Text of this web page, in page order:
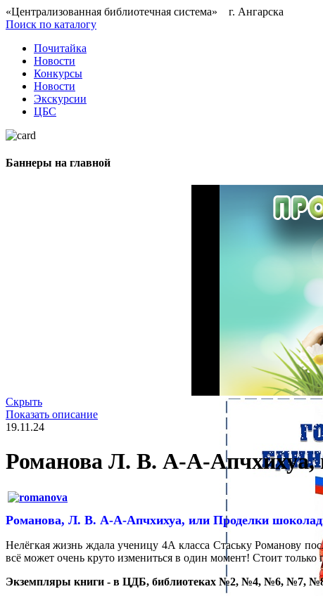
«Централизованная библиотечная система» г. Ангарска
Поиск по каталогу
Почитайка
Новости
Конкурсы
Новости
Экскурсии
ЦБС
Баннеры на главной
Скрыть
Показать описание
19.11.24
Романова Л. В. А-А-Апчхихуа,
Романова, Л. В. А-А-Апчхихуа, или Проделки
Нелёгкая жизнь ждала ученицу 4А класса Стаську Романову
всё может очень круто измениться в один момент! Стоит
Экземпляры книги - в ЦДБ, библиотеках №2, №4, №6, №7,